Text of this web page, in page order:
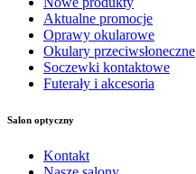
Aktualne promocje
Oprawy okularowe
Okulary przeciwsłoneczne
Soczewki kontaktowe
Futerały i akcesoria
Salon optyczny
Kontakt